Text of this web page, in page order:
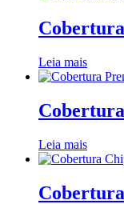
Leia mais
Leia mais